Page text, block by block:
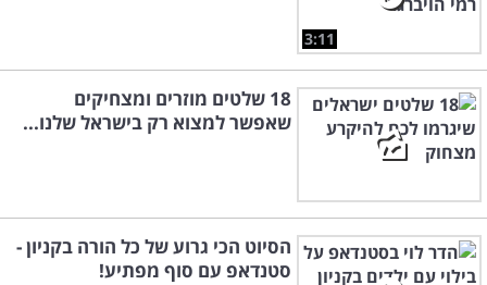
3:11
18 שלטים מוזרים ומצחיקים
שאפשר למצוא רק בישראל שלנו...
הסיוט הכי גרוע של כל הורה בקניון -
סטנדאפ עם סוף מפתיע!